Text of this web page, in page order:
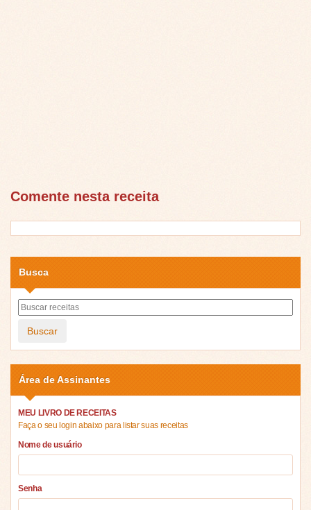
Comente nesta receita
Busca
Buscar
Área de Assinantes
MEU LIVRO DE RECEITAS
Faça o seu login abaixo para listar suas receitas
Nome de usuário
Senha